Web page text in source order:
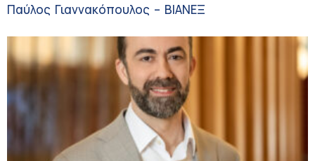
Παύλος Γιαννακόπουλος – ΒΙΑΝΕΞ